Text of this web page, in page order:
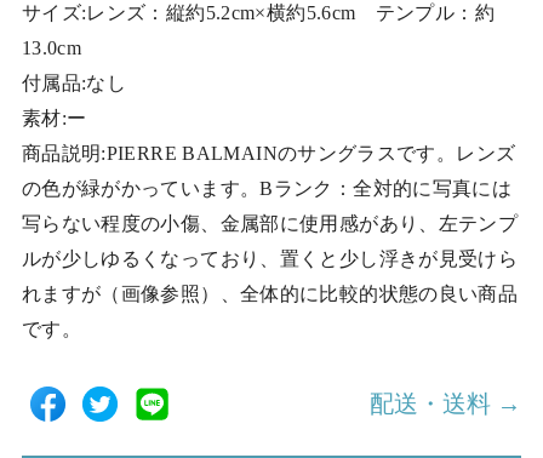
サイズ:レンズ：縦約5.2cm×横約5.6cm テンプル：約
13.0cm
付属品:なし
素材:ー
商品説明:PIERRE BALMAINのサングラスです。レンズ
の色が緑がかっています。Bランク：全対的に写真には
写らない程度の小傷、金属部に使用感があり、左テンプ
ルが少しゆるくなっており、置くと少し浮きが見受けら
れますが（画像参照）、全体的に比較的状態の良い商品
です。
配送・送料 →